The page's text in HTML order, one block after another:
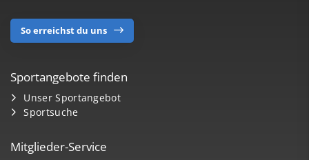
So erreichst du uns
Sportangebote finden
Unser Sportangebot
Sportsuche
Mitglieder-Service